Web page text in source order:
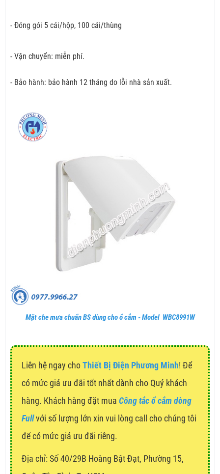
- Đóng gói 5 cái/hộp, 100 cái/thùng
- Vận chuyển: miễn phí.
- Bảo hành: bảo hành 12 tháng do lỗi nhà sản xuất.
Mặt che mưa chuẩn BS dùng cho ổ cắm - Model WBC8991W
Liên hệ ngay choThiết Bị Điện Phương Minh! Để
có mức giá ưu đãi tốt nhất dành cho Quý khách
hàng. Khách hàng đặt mua Công tắc ổ cắm dòng
Fullvới số lượng lớn xin vui lòng call cho chúng tôi
để có mức giá ưu đãi riêng.
Địa chỉ: Số 40/29B Hoàng Bật Đạt, Phường 15,